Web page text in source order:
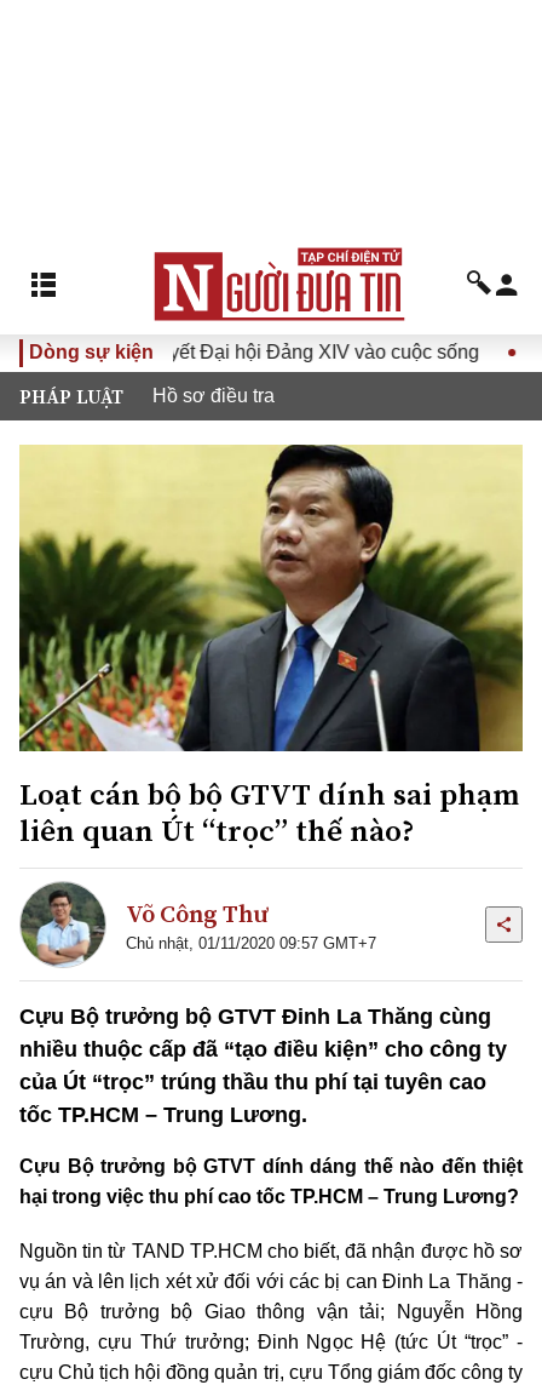
Dòng sự kiện
Nghị quyết Đại hội Đảng XIV vào cuộc sống Hướng tới
PHÁP LUẬT Hồ sơ điều tra
Loạt cán bộ bộ GTVT dính sai phạm
liên quan Út “trọc” thế nào?
Võ Công Thư
Chủ nhật, 01/11/2020 09:57 GMT+7
Cựu Bộ trưởng bộ GTVT Đinh La Thăng cùng
nhiều thuộc cấp đã “tạo điều kiện” cho công ty
của Út “trọc” trúng thầu thu phí tại tuyên cao
tốc TP.HCM – Trung Lương.
Cựu Bộ trưởng bộ GTVT dính dáng thế nào đến thiệt
hại trong việc thu phí cao tốc TP.HCM – Trung Lương?
Nguồn tin từ TAND TP.HCM cho biết, đã nhận được hồ sơ
vụ án và lên lịch xét xử đối với các bị can Đinh La Thăng -
cựu Bộ trưởng bộ Giao thông vận tải; Nguyễn Hồng
Trường, cựu Thứ trưởng; Đinh Ngọc Hệ (tức Út “trọc” -
cựu Chủ tịch hội đồng quản trị, cựu Tổng giám đốc công ty